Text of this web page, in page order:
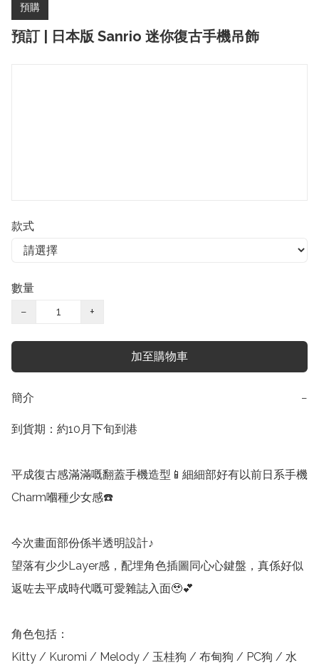
預購
預訂 | 日本版 Sanrio 迷你復古手機吊飾
款式
數量
−
+
加至購物車
簡介 −
到貨期：約10月下旬到港
平成復古感滿滿嘅翻蓋手機造型📱細細部好有以前日系手機
Charm嗰種少女感☎️
今次畫面部份係半透明設計♪
望落有少少Layer感，配埋角色插圖同心心鍵盤，真係好似
返咗去平成時代嘅可愛雜誌入面🥹💕
角色包括：
Kitty / Kuromi / Melody / 玉桂狗 / 布甸狗 / PC狗 / 水